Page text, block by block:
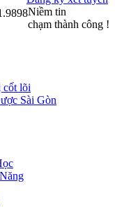
Niềm tin
chạm thành công !
cốt lõi
Sài Gòn